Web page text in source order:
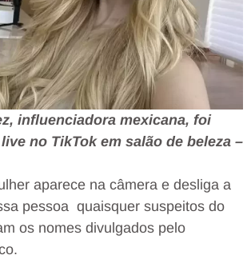
influenciadora mexicana, foi
no TikTok em salão de beleza –
aparece na câmera e desliga a
pessoa quaisquer suspeitos do
os nomes divulgados pelo